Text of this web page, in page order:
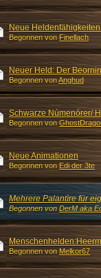
Neue
Begonnen von Finellach
Neuer Held: Der
Begonnen vonAnghud
Schwarze Númenórer/
Begonnen von
Neue Animationen
Begonnen von Edi der 3te
Mehrere Palantìre für
Begonnen von DerM aka
Begonnen von Melkor67